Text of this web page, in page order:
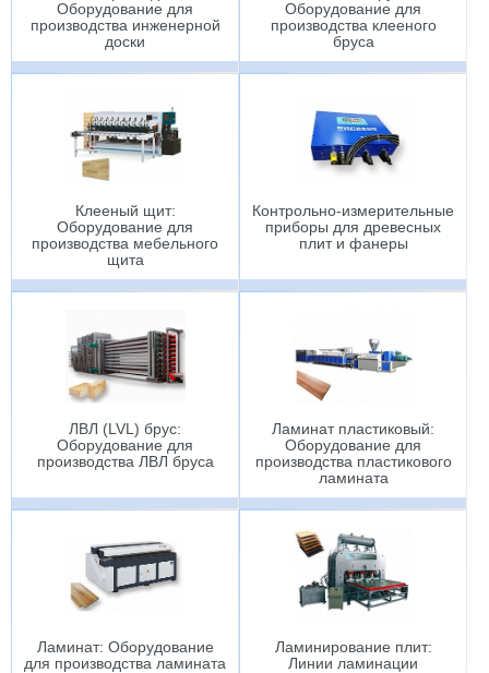
Оборудование для
производства инженерной
доски
Оборудование для
производства клееного
бруса
Клееный щит:
Оборудование для
производства мебельного
щита
Контрольно-измерительные
приборы для древесных
плит и фанеры
ЛВЛ (LVL) брус:
Оборудование для
производства ЛВЛ бруса
Ламинат пластиковый:
Оборудование для
производства пластикового
ламината
Ламинат: Оборудование
для производства ламината
Ламинирование плит:
Линии ламинации